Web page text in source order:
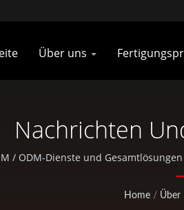
Über uns
Nachrichten
/ ODM-Dienste und
Produkte in
Home / Über